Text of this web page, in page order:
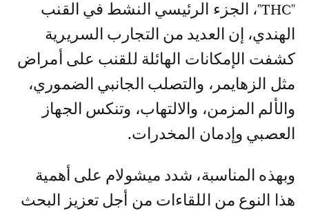
''THC"، الجزء الرئيسي النشط في القنب
الهندي، إن العديد من التجارب السريرية
كشفت الإمكانات الهائلة للقنب على أمراض
مثل الزهايمر، والتصلب الجانبي الضموري،
والألم المزمن، والالتهاب، وتنكس الجهاز
العصبي وإدمان المخدرات.
وبهذه المناسبة، شدد ميشولام على أهمية
هذا النوع من اللقاءات من أجل تعزيز البحث